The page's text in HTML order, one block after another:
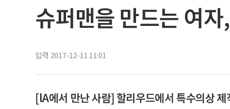
슈퍼맨을 만드는 여
입력 2017-12-11 11:01
[lA에서 만난 사람] 할리우드에서 특수의상